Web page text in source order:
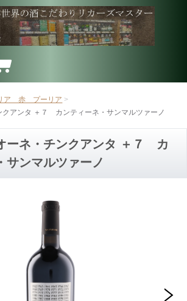
ア 赤 プーリア
クアンタ ＋７ カンティーネ・サンマルツァーノ
ーネ・チンクアンタ ＋７ カ
サンマルツァーノ